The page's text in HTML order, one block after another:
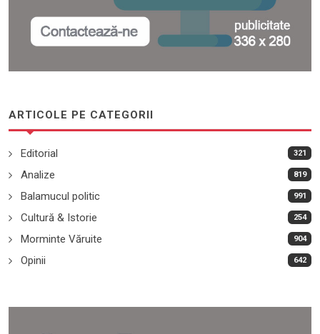
ARTICOLE PE CATEGORII
Editorial 321
Analize 819
Balamucul politic 991
Cultură & Istorie 254
Morminte Văruite 904
Opinii 642